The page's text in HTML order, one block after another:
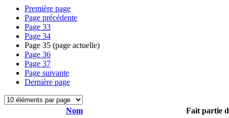
Première page
Page précédente
Page 33
Page 34
Page 35 (page actuelle)
Page 36
Page 37
Page suivante
Dernière page
Nom
Fait partie